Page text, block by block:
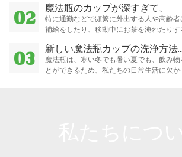
02 魔法瓶のカップが深すぎて、
特に通勤などで頻繁に外出する人や高齢
補給をしたり、移動中にお茶を淹れたりす
03 新しい魔法瓶カップの洗浄方法...
魔法瓶は、寒い冬でも暑い夏でも、飲み
とができるため、私たちの日常生活に欠